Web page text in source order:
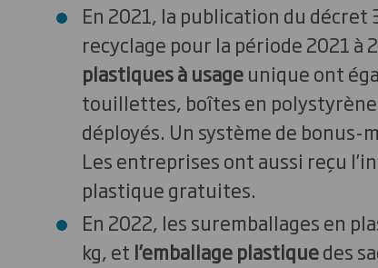
En 2021, la publication du
recyclage pour la période 2021 à
plastiques à usageunique ont
touillettes, boîtes en
déployés. Un système de
Les entreprises ont aussi reçu
plastique gratuites.
En 2022, les suremballages en
kg, et l’emballage plastiquedes